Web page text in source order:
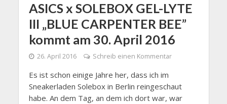
ASICS x SOLEBOX GEL-LYTE
III „BLUE CARPENTER BEE”
kommt am 30. April 2016
26. April 2016 Schreib einen Kommentar
Es ist schon einige Jahre her, dass ich im
Sneakerladen Solebox in Berlin reingeschaut
habe. An dem Tag, an dem ich dort war, war